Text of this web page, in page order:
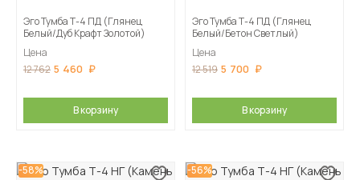
Эго Тумба Т-4 ПД (Глянец
Белый/Дуб Крафт Золотой)
Цена
12 762 5 460
В корзину
Эго Тумба Т-4 ПД (Глянец
Белый/Бетон Светлый)
Цена
12 519 5 700
В корзину
-58% -56%